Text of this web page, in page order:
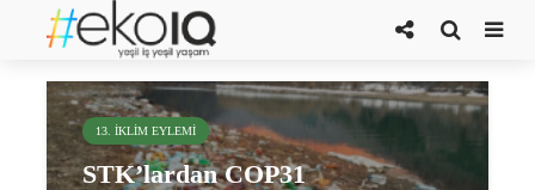
çevresel adalet
13. İKLIM EYLEMI
STK’lardan COP31